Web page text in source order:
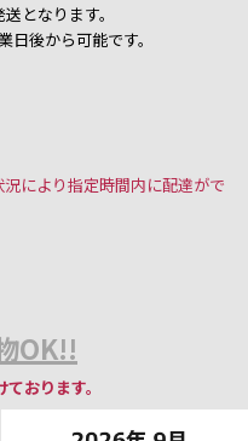
となります。
日後から可能です。
により指定時間内に配達がで
OK!!
おります。